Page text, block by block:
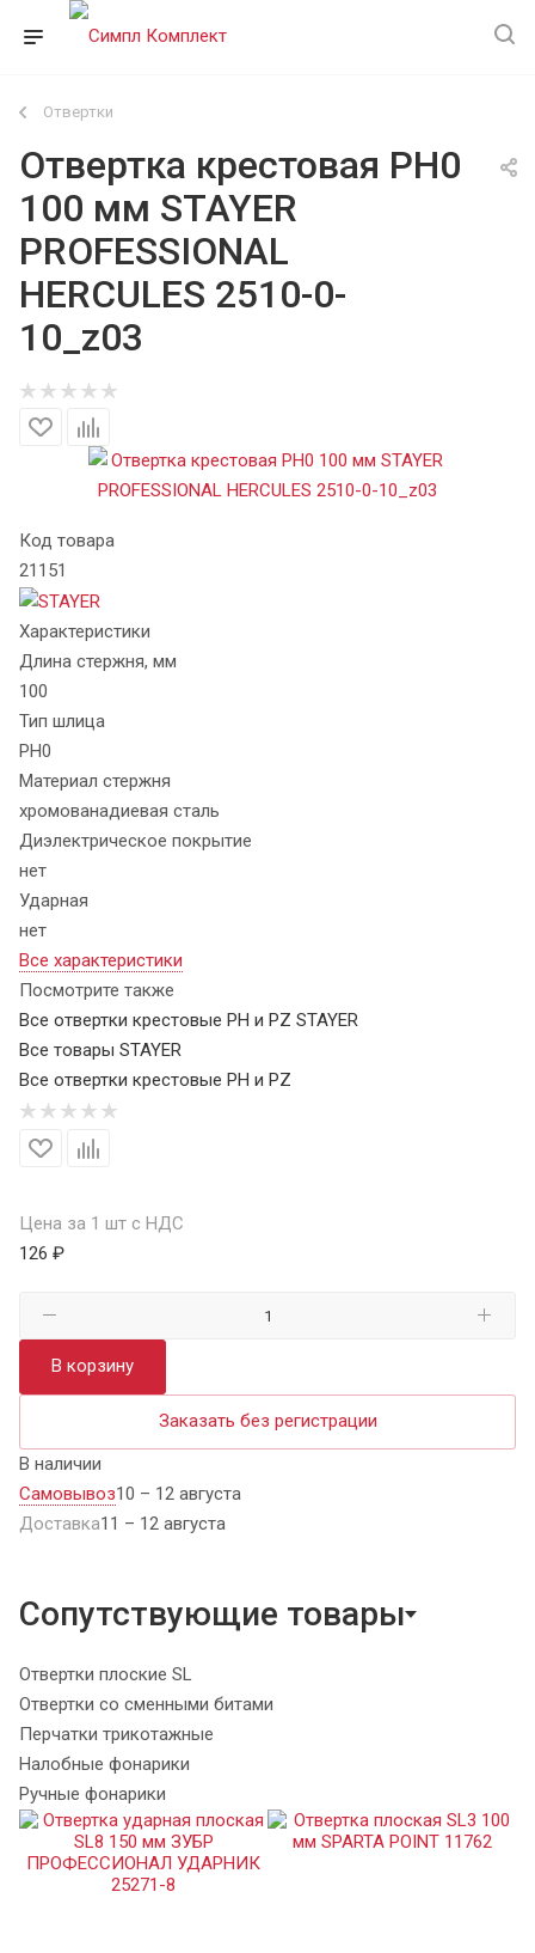
Отвертки
Отвертка крестовая PH0
100 мм STAYER
PROFESSIONAL
HERCULES 2510-0-
10_z03
Код товара
21151
Характеристики
Длина стержня, мм
100
Тип шлица
PH0
Материал стержня
хромованадиевая сталь
Диэлектрическое покрытие
нет
Ударная
нет
Все характеристики
Посмотрите также
Все отвертки крестовые PH и PZ STAYER
Все товары STAYER
Все отвертки крестовые PH и PZ
Цена за 1 шт с НДС
126 ₽
В корзину
Заказать без регистрации
В наличии
Самовывоз10 – 12 августа
Доставка11 – 12 августа
Сопутствующие товары
Отвертки плоские SL
Отвертки со сменными битами
Перчатки трикотажные
Налобные фонарики
Ручные фонарики